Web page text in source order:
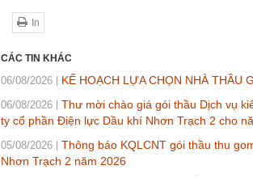
In
CÁC TIN KHÁC
06/08/2026 KẾ HOẠCH LỰA CHỌN NHÀ
06/08/2026
Thư mời chào giá gói thầu Dịch vụ
ty cổ phần Điện lực Dầu khí Nhơn Trạch 2 cho
05/08/2026
Thông báo KQLCNT gói thầu thu
Nhơn Trạch 2 năm 2026